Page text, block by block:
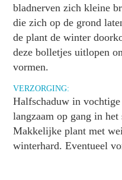
bladnerven zich kleine
die zich op de grond
de plant de winter
deze bolletjes uitlopen
vormen.
VERZORGING:
Halfschaduw in
langzaam op gang in
Makkelijke plant met
winterhard. Eventueel